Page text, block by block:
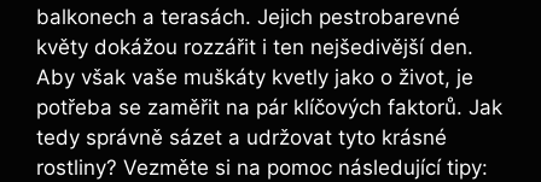
balkonech a terasách. Jejich pestrobarevné
květy dokážou rozzářit i ten nejšedivější den.
Aby však vaše muškáty kvetly jako o život, je
potřeba se zaměřit na pár klíčových faktorů. Jak
tedy správně sázet a udržovat tyto krásné
rostliny? Vezměte si na pomoc následující tipy: